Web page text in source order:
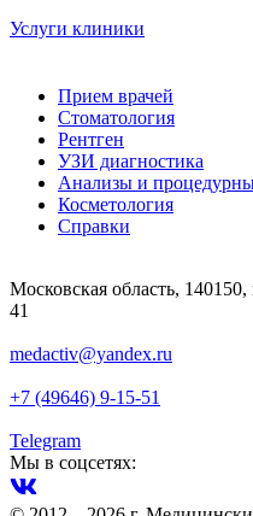
Услуги клиники
Прием врачей
Стоматология
Рентген
УЗИ диагностика
Анализы и
Косметология
Справки
Московская область,
41
medactiv@yandex.ru
+7 (49646) 9-15-51
Telegram
Мы в соцсетях: